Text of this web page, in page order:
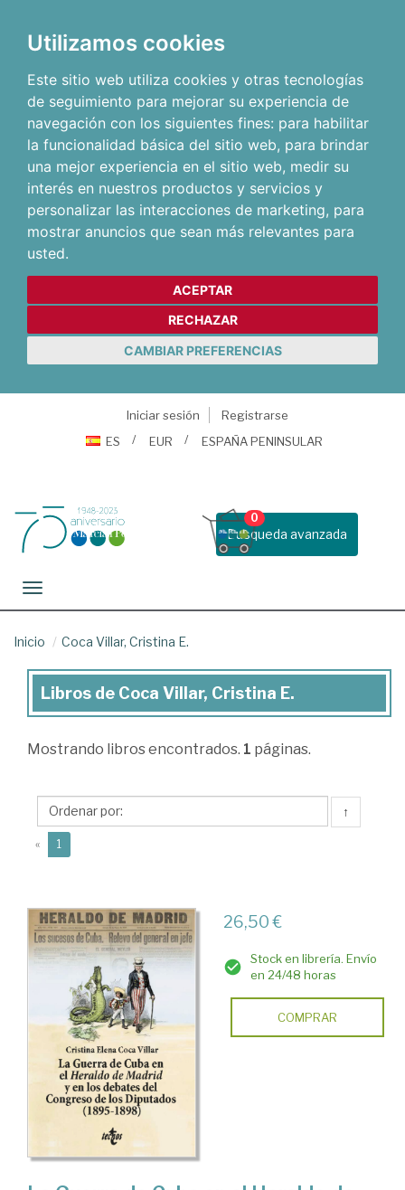
Utilizamos cookies
Este sitio web utiliza cookies y otras tecnologías
de seguimiento para mejorar su experiencia de
navegación con los siguientes fines: para habilitar
la funcionalidad básica del sitio web, para brindar
una mejor experiencia en el sitio web, medir su
interés en nuestros productos y servicios y
personalizar las interacciones de marketing, para
mostrar anuncios que sean más relevantes para
usted.
ACEPTAR
RECHAZAR
CAMBIAR PREFERENCIAS
Iniciar sesión
Registrarse
ES
EUR ESPAÑA PENINSULAR
Busqueda avanzada
0
Toggle navigation
Inicio Coca Villar, Cristina E.
Libros
Coca
Cristina
E.
Libros de Coca Villar, Cristina E.
Mostrando libros encontrados. 1 páginas.
↑
« 1
26,50 €
Stock en librería. Envío
en 24/48 horas
COMPRAR